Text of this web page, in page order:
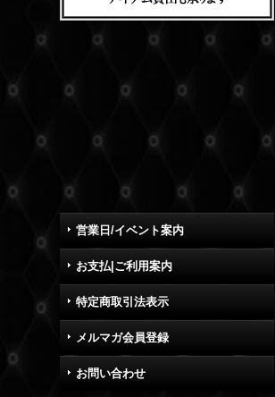
営業日/イベント案内
お支払|ご利用案内
特定商取引法表示
メルマガ会員登録
お問い合わせ